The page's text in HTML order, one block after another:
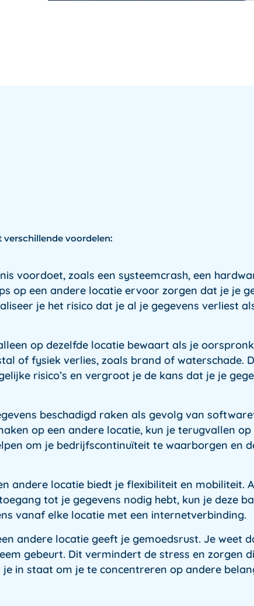
voordelen:
voordoet, zoals een systeemcrash, een
op een andere locatie ervoor zorgen dat je je
je het risico dat je al je gegevens verliest
op dezelfde locatie bewaart als je
of fysiek verlies, zoals brand of waterschade.
risico’s en vergroot je de kans dat je je
beschadigd raken als gevolg van
op een andere locatie, kun je terugvallen
om je bedrijfscontinuïteit te waarborgen en
andere locatie biedt je flexibiliteit en mobiliteit.
tot je gegevens nodig hebt, kun je deze
vanaf elke locatie met een internetverbinding.
andere locatie geeft je gemoedsrust. Je weet
gebeurt. Dit vermindert de stress en zorgen
in staat om je te concentreren op andere